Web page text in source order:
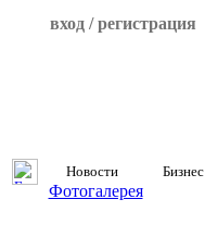
вход / регистрация
Новости Бизнес
Фотогалерея